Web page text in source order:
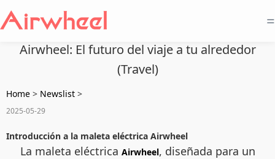
=
Airwheel: El futuro del viaje a tu alrededor
(Travel)
Home > Newslist >
2025-05-29
Introducción a la maleta eléctrica Airwheel
La maleta eléctrica Airwheel, diseñada para un